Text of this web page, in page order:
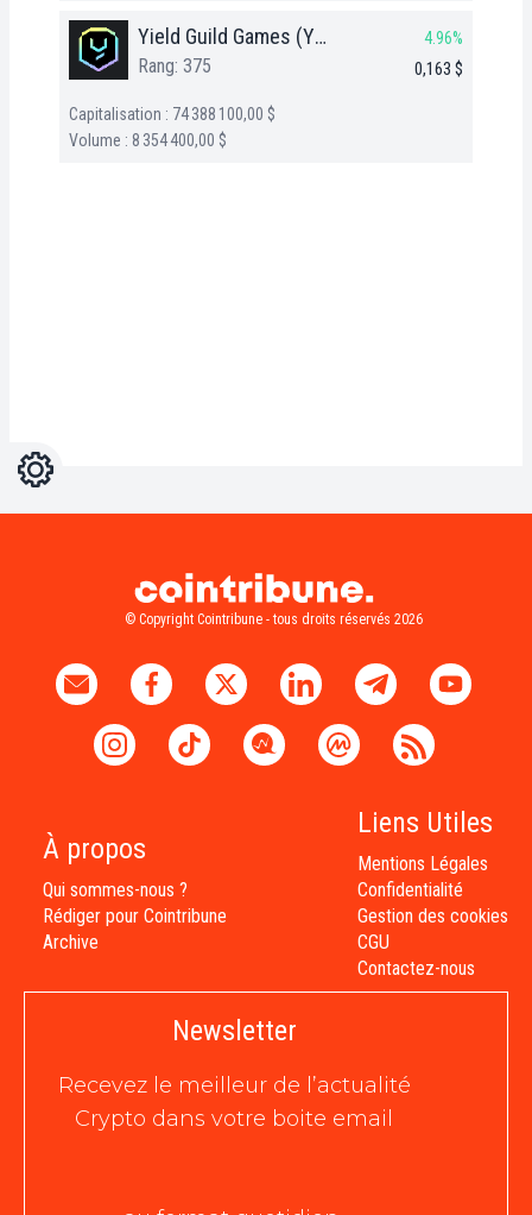
Yield Guild Games (YGG)
Rang: 375
4.96%
0,163 $
Capitalisation : 74 388 100,00 $
Volume : 8 354 400,00 $
Réglages
© Copyright Cointribune - tous droits réservés 2026
À propos
Qui sommes-nous ?
Rédiger pour Cointribune
Archive
Liens Utiles
Mentions Légales
Confidentialité
Gestion des cookies
CGU
Contactez-nous
Newsletter
Recevez le meilleur de l’actualité
Crypto dans votre boite email